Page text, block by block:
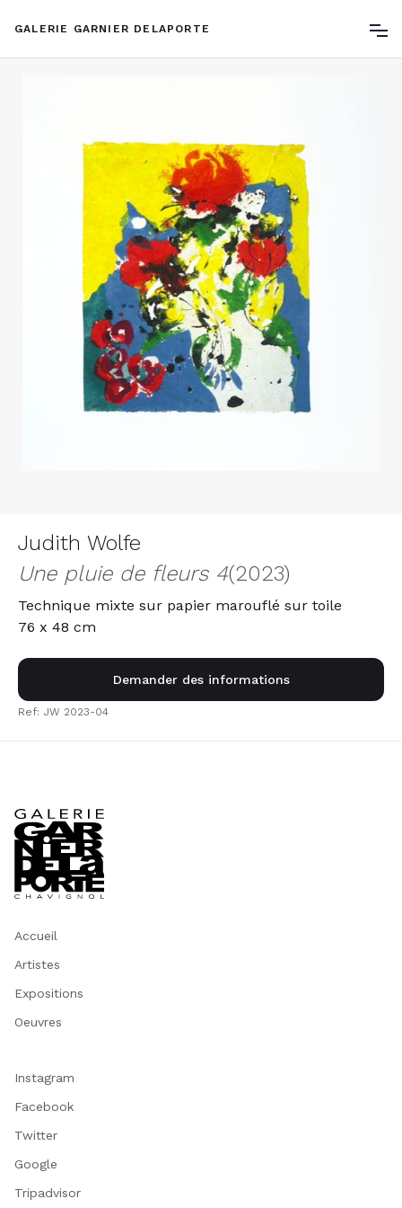
GALERIE GARNIER DELAPORTE
Judith Wolfe
Une pluie de fleurs 4(2023)
Technique mixte sur papier marouflé sur toile
76 x 48 cm
Demander des informations
Ref: JW 2023-04
Accueil
Artistes
Expositions
Oeuvres
Instagram
Facebook
Twitter
Google
Tripadvisor